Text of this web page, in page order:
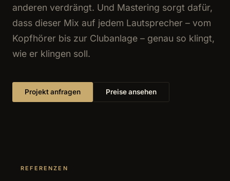
anderen verdrängt. Und Mastering sorgt dafür,
dass dieser Mix auf jedem Lautsprecher – vom
Kopfhörer bis zur Clubanlage – genau so klingt,
wie er klingen soll.
Projekt anfragen Preise ansehen
REFERENZEN